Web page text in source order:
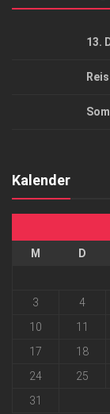
13.
Kalender
M D
3
4
10
11
17
18
24
25
31